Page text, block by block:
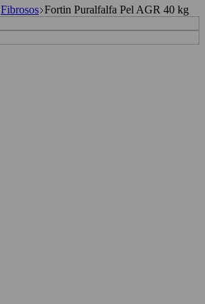
Fibrosos Fortin Puralfalfa Pel AGR 40 kg